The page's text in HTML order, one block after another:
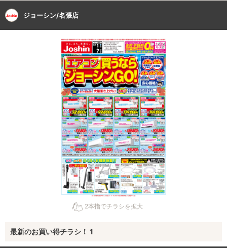
ジョーシン/名張店
2本指でチラシを拡大
最新のお買い得チラシ！ 1